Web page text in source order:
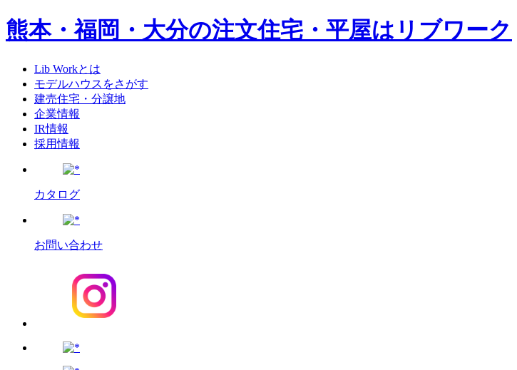
熊本・福岡・大分の注文住宅・平屋はリブワーク
Lib Workとは
モデルハウスをさがす
建売住宅・分譲地
企業情報
IR情報
採用情報
カタログ
お問い合わせ